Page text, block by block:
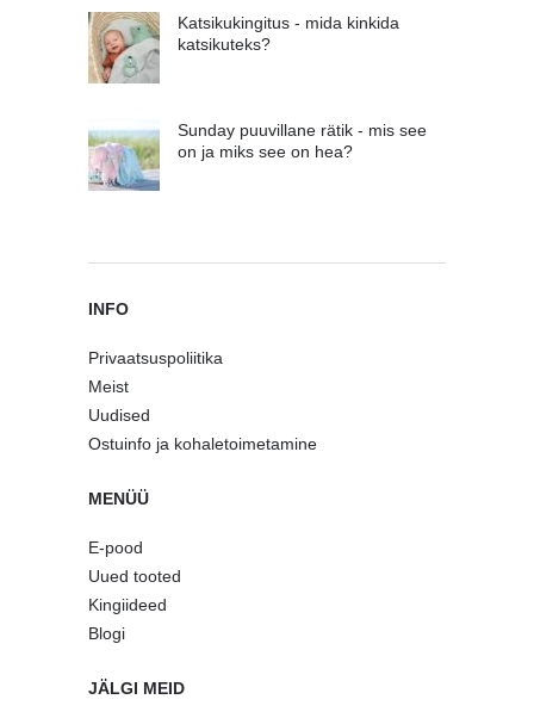
Katsikukingitus - mida kinkida
katsikuteks?
Sunday puuvillane rätik - mis see
on ja miks see on hea?
INFO
Privaatsuspoliitika
Meist
Uudised
Ostuinfo ja kohaletoimetamine
MENÜÜ
E-pood
Uued tooted
Kingiideed
Blogi
JÄLGI MEID